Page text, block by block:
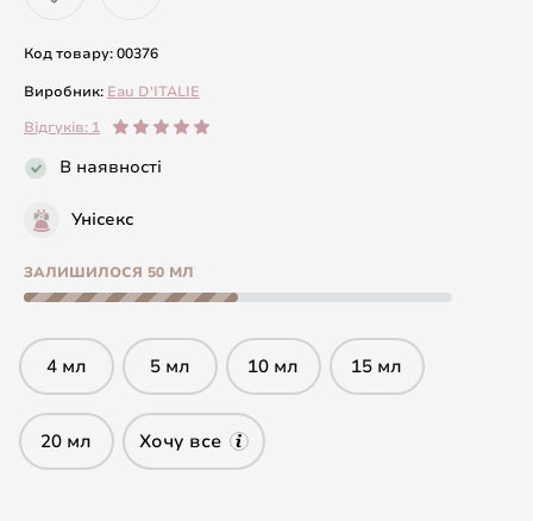
Код товару: 00376
Виробник: Eau D'ITALIE
Відгуків: 1
В наявності
Унісекс
ЗАЛИШИЛОСЯ 50 МЛ
4 мл 5 мл 10 мл 15 мл
20 мл Хочу все